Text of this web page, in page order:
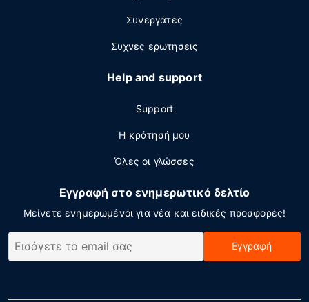
Συνεργάτες
Συχνες ερωτησεις
Help and support
Support
Η κράτησή μου
Όλες οι γλώσσες
Εγγραφή στο ενημερωτικό δελτίο
Μείνετε ενημερωμένοι για νέα και ειδικές προσφορές!
Εγγραφή